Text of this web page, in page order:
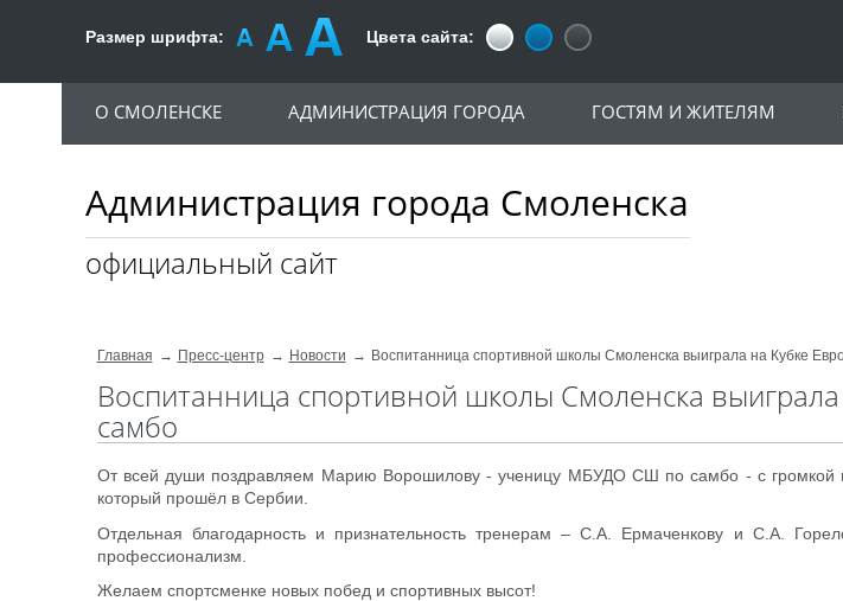
Размер шрифта: Цвета сайта:
Администрация города Смоленска
официальный сайт
О СМОЛЕНСКЕ АДМИНИСТРАЦИЯ ГОРОДА ГОСТЯМ И ЖИТЕЛЯМ
Главная Пресс-центр Новости Воспитанница спортивной школы Смоленска выиграла на Кубке
Воспитанница спортивной школы Смоленска
самбо
От всей души поздравляем Марию Ворошилову - ученицу МБУДО СШ по самбо - с громкой
который прошёл в Сербии.
Отдельная благодарность и признательность тренерам – С.А. Ермаченкову и С.А.
профессионализм.
Желаем спортсменке новых побед и спортивных высот!